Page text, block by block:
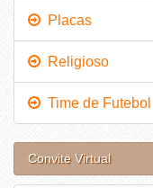
Placas
Religioso
Time de Futebol
Convite Virtual